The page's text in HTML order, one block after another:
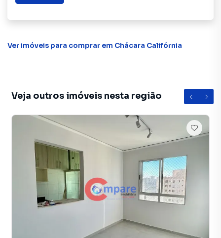
Ver imóveis para comprar em Chácara Califórnia
Veja outros imóveis nesta região